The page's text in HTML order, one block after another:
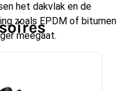
het dakvlak en de
zoals EPDM of bitumen
meegaat.
hoek voorkomt dat
en minimaliseert